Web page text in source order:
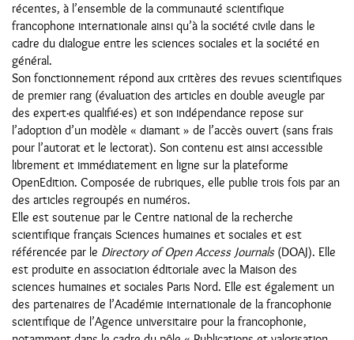
récentes, à l’ensemble de la communauté scientifique
francophone internationale ainsi qu’à la société civile dans le
cadre du dialogue entre les sciences sociales et la société en
général.
Son fonctionnement répond aux critères des revues scientifiques
de premier rang (évaluation des articles en double aveugle par
des expert·es qualifié·es) et son indépendance repose sur
l’adoption d’un modèle « diamant » de l’accès ouvert (sans frais
pour l’autorat et le lectorat). Son contenu est ainsi accessible
librement et immédiatement en ligne sur la plateforme
OpenEdition. Composée de rubriques, elle publie trois fois par an
des articles regroupés en numéros.
Elle est soutenue par le Centre national de la recherche
scientifique français Sciences humaines et sociales et est
référencée par le Directory of Open Access Journals(DOAJ). Elle
est produite en association éditoriale avec la Maison des
sciences humaines et sociales Paris Nord. Elle est également un
des partenaires de l’Académie internationale de la francophonie
scientifique de l’Agence universitaire pour la francophonie,